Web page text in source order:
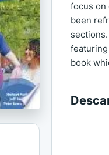
focus on
been
book